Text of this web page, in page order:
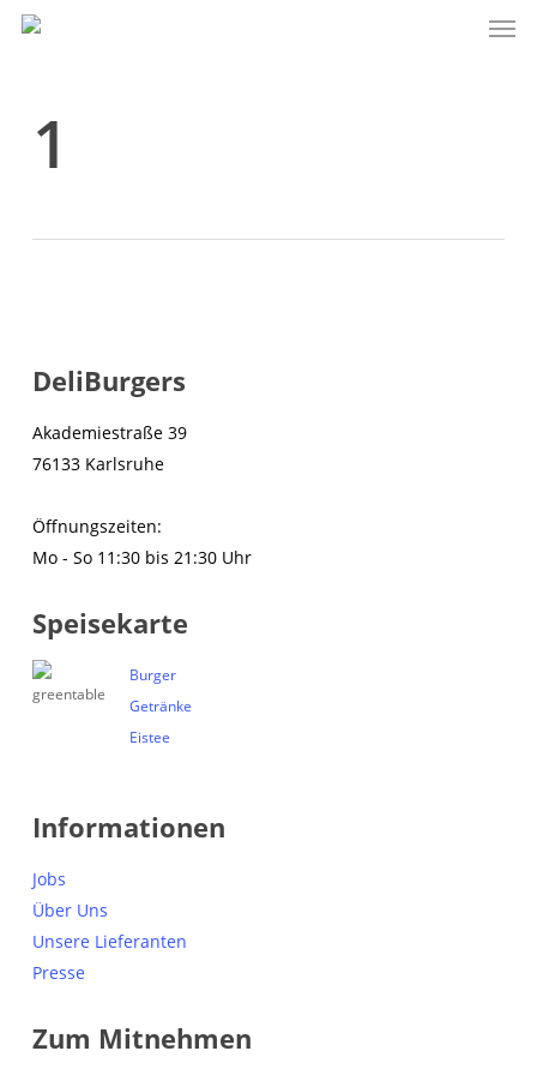
Skip
1
DeliBurgers
Akademiestraße 39
76133 Karlsruhe
Öffnungszeiten:
Mo - So 11:30 bis 21:30 Uhr
Speisekarte
Burger
Getränke
Eistee
Informationen
Jobs
Über Uns
Unsere Lieferanten
Presse
Zum Mitnehmen